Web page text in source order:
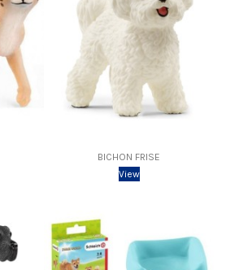
BICHON FRISE
View